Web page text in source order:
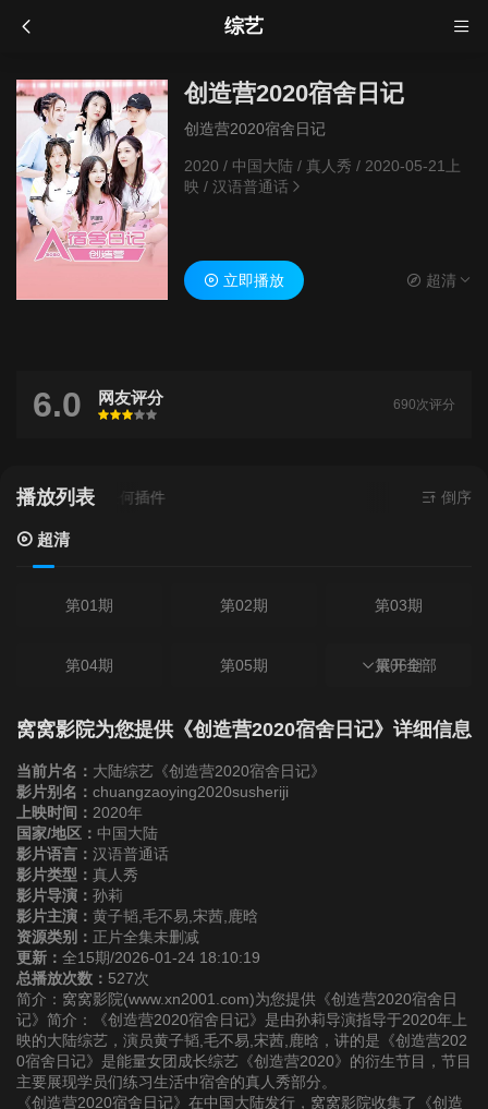
综艺
创造营2020宿舍日记
创造营2020宿舍日记
2020 / 中国大陆 / 真人秀/ 2020-05-21上
映 / 汉语普通话
立即播放 超清
6.0 网友评分
很差
较差还行推荐力荐
690次评分
播放列表
- 无需安装任何插件 倒序
超清
第01期 第02期 第03期
第04期 第05期 第06期
第07期 第08期 第09期
第10期 第11期
第13期
展开全部
窝窝影院为您提供《创造营2020宿舍日记》详细信息
当前片名： 大陆综艺《创造营2020宿舍日记》
影片别名： chuangzaoying2020susheriji
上映时间： 2020年
国家/地区： 中国大陆
影片语言： 汉语普通话
影片类型： 真人秀
影片导演： 孙莉
影片主演： 黄子韬,毛不易,宋茜,鹿晗
资源类别： 正片全集未删减
更新： 全15期/2026-01-24 18:10:19
总播放次数： 527次
简介：窝窝影院(www.xn2001.com)为您提供《创造营2020宿舍日
记》简介：《创造营2020宿舍日记》是由孙莉导演指导于2020年上
映的大陆综艺，演员黄子韬,毛不易,宋茜,鹿晗，讲的是《创造营202
0宿舍日记》是能量女团成长综艺《创造营2020》的衍生节目，节目
主要展现学员们练习生活中宿舍的真人秀部分。
《创造营2020宿舍日记》在中国大陆发行，窝窝影院收集了《创造